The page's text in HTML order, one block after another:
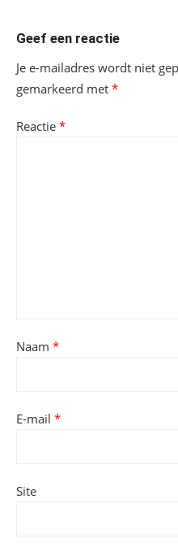
Geef een reactie
Je e-mailadres wordt niet
gemarkeerd met *
Reactie *
Naam *
E-mail *
Site